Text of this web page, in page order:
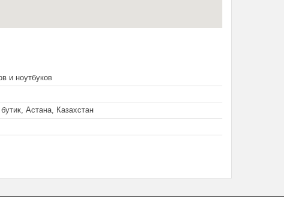
и ноутбуков
Астана, Казахстан